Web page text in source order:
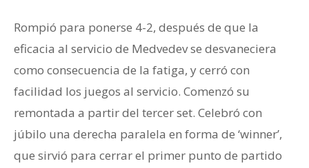
Rompió para ponerse 4-2, después de que la
eficacia al servicio de Medvedev se desvaneciera
como consecuencia de la fatiga, y cerró con
facilidad los juegos al servicio. Comenzó su
remontada a partir del tercer set. Celebró con
júbilo una derecha paralela en forma de ‘winner’,
que sirvió para cerrar el primer punto de partido